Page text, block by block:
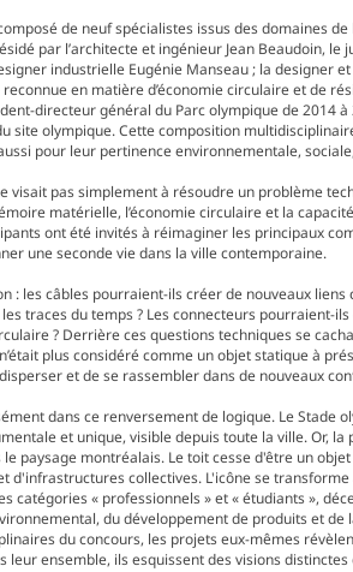
de neuf spécialistes issus des domaines de
par l’architecte et ingénieur Jean Beaudoin,
industrielle Eugénie Manseau ; la designer
reconnue en matière d’économie circulaire et de
directeur général du Parc olympique de 2014
olympique. Cette composition
pour leur pertinence environnementale,
visait pas simplement à résoudre un problème
matérielle, l’économie circulaire et la
ont été invités à réimaginer les principaux
une seconde vie dans la ville contemporaine.
: les câbles pourraient-ils créer de nouveaux liens
traces du temps ? Les connecteurs pourraient-
? Derrière ces questions techniques se
plus considéré comme un objet statique à
et de se rassembler dans de nouveaux
dans ce renversement de logique. Le Stade
et unique, visible depuis toute la ville. Or, la
paysage montréalais. Le toit cesse d'être un
d'infrastructures collectives. L'icône se
catégories « professionnels » et « étudiants »,
du développement de produits et
du concours, les projets eux-mêmes
ensemble, ils esquissent des visions